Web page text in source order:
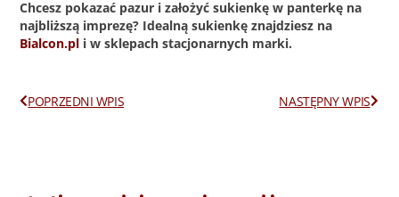
Chcesz pokazać pazur i założyć sukienkę w panterkę na
najbliższą imprezę? Idealną sukienkę znajdziesz na
Bialcon.pl i w sklepach stacjonarnych marki.
Prev
POPRZEDNI WPIS NASTĘPNY WPISNext